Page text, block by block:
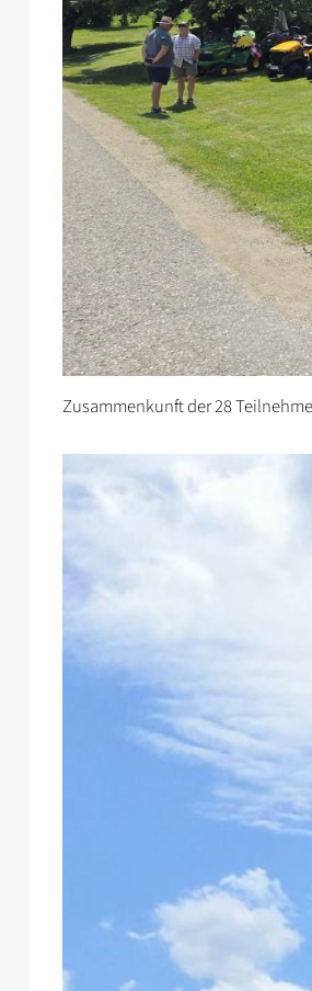
Zusammenkunft der 28